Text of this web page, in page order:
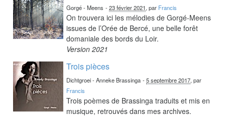
Gorgé - Meens -23 février 2021, par Francis
On trouvera ici les mélodies de Gorgé-Meens
issues de l’Orée de Bercé, une belle forêt
domaniale des bords du Loir.
Version 2021
Trois pièces
Dichtgroei - Anneke Brassinga -5 septembre 2017, par
Francis
Trois poèmes de Brassinga traduits et mis en
musique, retrouvés dans mes archives.